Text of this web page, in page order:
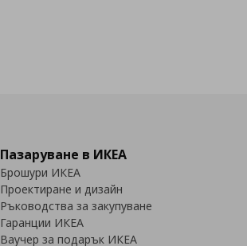
Пазаруване в ИКЕА
Брошури ИКЕА
Проектиране и дизайн
Ръководства за закупуване
Гаранции ИКЕА
Ваучер за подарък ИКЕА